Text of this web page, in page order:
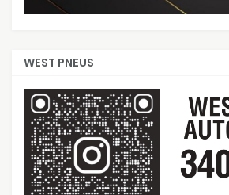
WEST PNEUS